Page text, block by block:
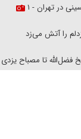
در تهران - ۱
را آتش می‌زد
فضل‌الله تا مصباح یزدی